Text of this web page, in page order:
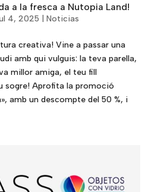
a la fresca a Nutopia Land!
4, 2025 Noticias
creativa! Vine a passar una
amb qui vulguis: la teva parella,
millor amiga, el teu fill
sogre! Aprofita la promoció
amb un descompte del 50 %, i